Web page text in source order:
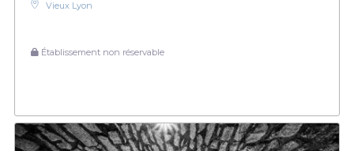
Vieux Lyon
Établissement non réservable